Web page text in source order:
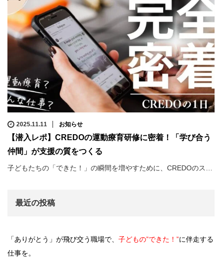
2025.11.11 お知らせ
【潜入レポ】CREDOの運動療育研修に密着！「学び合う
仲間」が支援の質をつくる
子どもたちの「できた！」の瞬間を増やすために、CREDOのス…
最近の投稿
「ありがとう」が飛び交う職場で、 子どもの”できた！”に伴走する
仕事を。